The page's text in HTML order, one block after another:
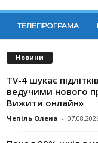
ТЕЛЕПРОГРАМА
Новини
TV-4 шукає
ведучими нового
Вижити онлайн»
Чепіль Олена -